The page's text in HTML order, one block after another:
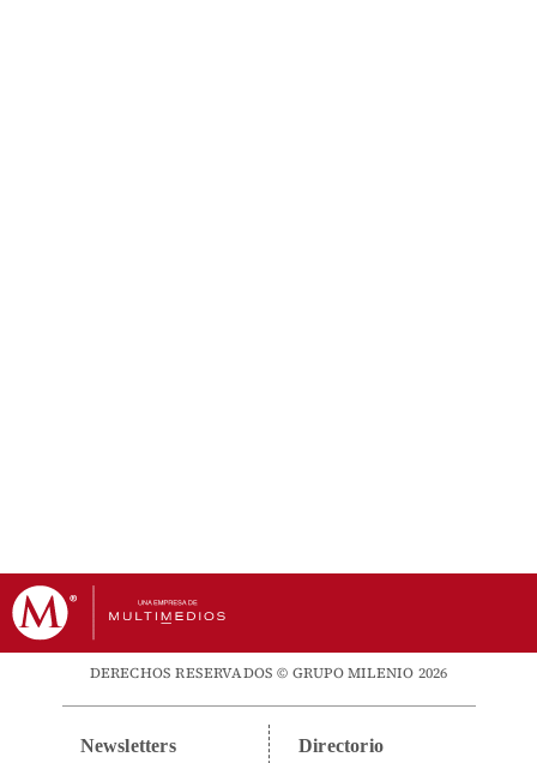
DERECHOS RESERVADOS © GRUPO MILENIO 2026
Newsletters Directorio